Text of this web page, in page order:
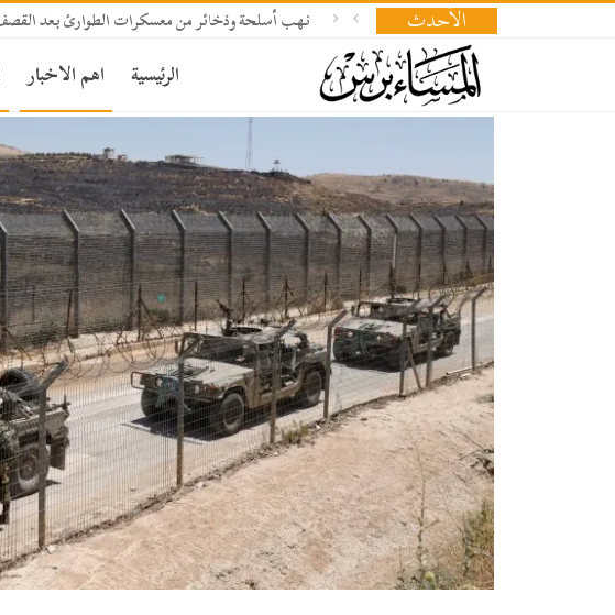
الأحدث نهب أسلحة وذخائر من معسكرات الطوارئ بعد
الرئيسية اهم الاخبار